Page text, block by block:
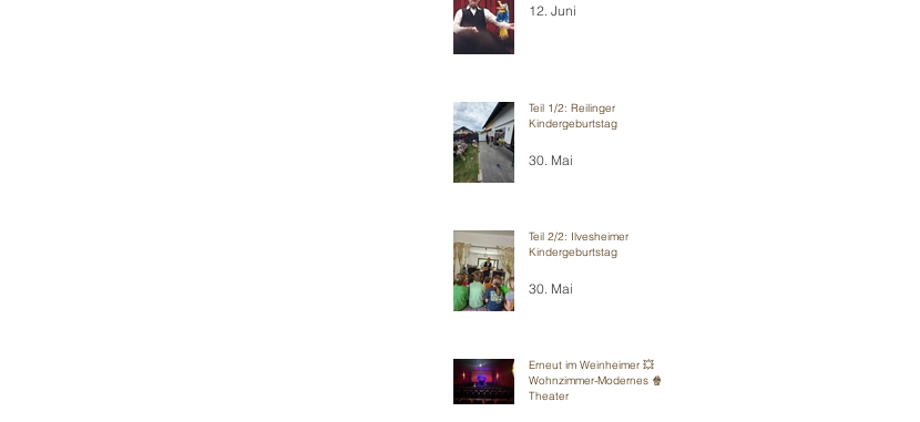
12. Juni
Teil 1/2: Reilinger
Kindergeburtstag
30. Mai
Teil 2/2: Ilvesheimer
Kindergeburtstag
30. Mai
Erneut im Weinheimer 💥
Wohnzimmer-Modernes 🍿
Theater